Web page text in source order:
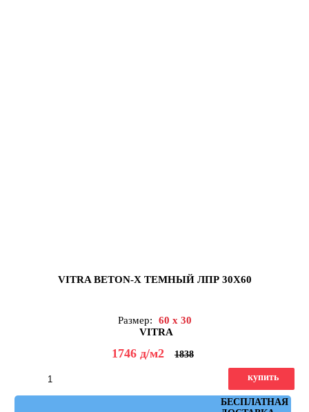
VITRA BETON-X ТЕМНЫЙ ЛПР 30X60
Размер:
60 x 30
VITRA
1746 д/м2 1838
БЕСПЛАТНАЯ
купить